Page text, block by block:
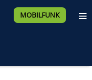
MOBILFUNK